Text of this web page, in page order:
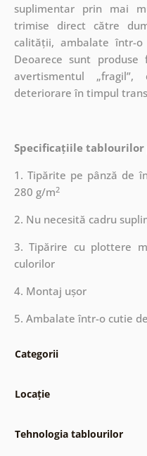
suplimentar prin mai
trimise direct către
calității, ambalate într-o
Deoarece sunt
avertismentul
deteriorare în timpul
Specificațiile tablourilor
1. Tipărite pe pânză de
280 g/m2
2. Nu necesită cadru
3. Tipărire cu plottere
culorilor
4. Montaj ușor
5. Ambalate într-o cutie
Categorii
Locație
Tehnologia tablourilor